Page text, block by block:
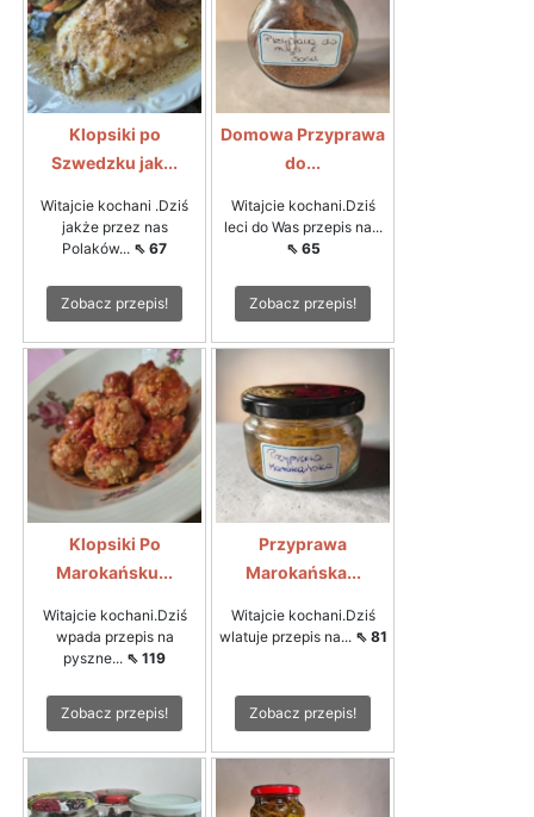
Klopsiki po
Szwedzku jak...
Witajcie kochani .Dziś
jakże przez nas
Polaków... ⇖ 67
Zobacz przepis!
Domowa Przyprawa
do...
Witajcie kochani.Dziś
leci do Was przepis na...
⇖ 65
Zobacz przepis!
Klopsiki Po
Marokańsku...
Witajcie kochani.Dziś
wpada przepis na
pyszne... ⇖ 119
Zobacz przepis!
Przyprawa
Marokańska...
Witajcie kochani.Dziś
wlatuje przepis na... ⇖ 81
Zobacz przepis!